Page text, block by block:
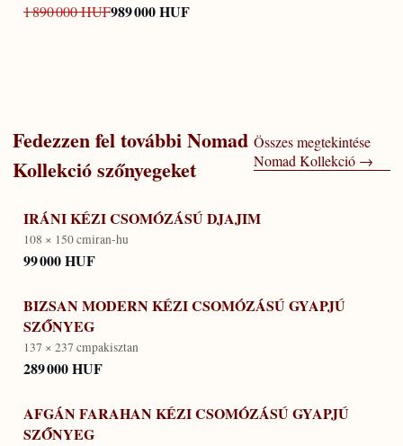
1 890 000 HUF989 000 HUF
Fedezzen fel továbbiNomad
Kollekciószőnyegeket
Összes megtekintése
Nomad Kollekció →
IRÁNI KÉZI CSOMÓZÁSÚ DJAJIM
108 × 150 cmiran-hu
99 000 HUF
BIZSAN MODERN KÉZI CSOMÓZÁSÚ GYAPJÚ
SZŐNYEG
137 × 237 cmpakisztan
289 000 HUF
AFGÁN FARAHAN KÉZI CSOMÓZÁSÚ GYAPJÚ
SZŐNYEG